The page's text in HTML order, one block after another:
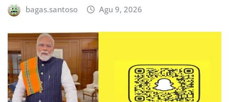
bagas.santoso Agu 9, 2026